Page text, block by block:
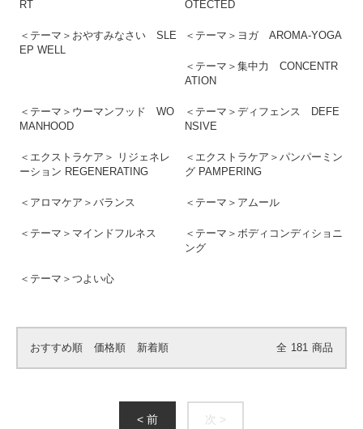
RT
OTECTED
＜テーマ＞おやすみなさい SLE
EP WELL
＜テーマ＞ヨガ AROMA-YOGA
＜テーマ＞集中力 CONCENTR
ATION
＜テーマ＞ウーマンフッド WO
MANHOOD
＜テーマ＞ディフェンス DEFE
NSIVE
＜エクストラケア＞ リジェネレ
ーション REGENERATING
＜エクストラケア＞パンパーミン
グ PAMPERING
＜アロマケア＞バランス ＜テーマ＞アムール
＜テーマ＞マインドフルネス
＜テーマ＞ボディコンディショニ
ング
＜テーマ＞つよい心
おすすめ順 価格順 新着順 全 181 商品
< 前 次 >